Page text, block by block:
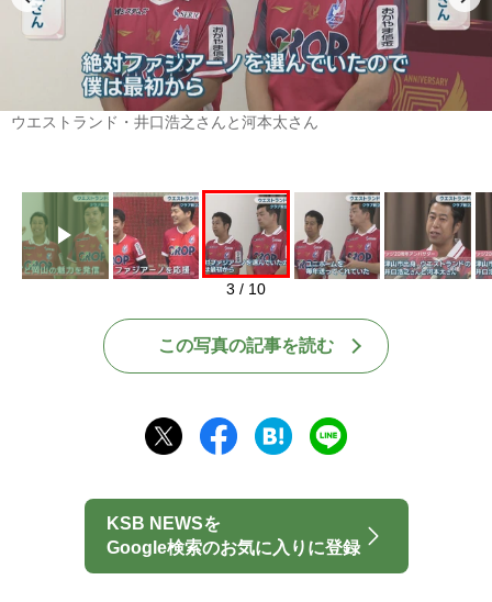
ウエストランド・井口浩之さんと河本太さん
3 / 10
この写真の記事を読む
KSB NEWSを
Google検索のお気に入りに登録